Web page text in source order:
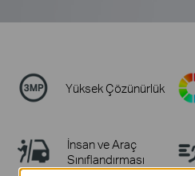
Yüksek Çözünürlük
İnsan ve Araç
Sınıflandırması